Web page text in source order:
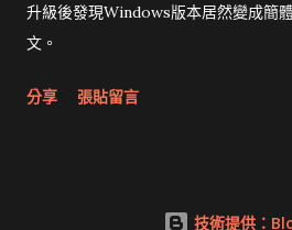
升級後發現Windows版本居然變成簡
文。
分享 張貼留言
技術提供：